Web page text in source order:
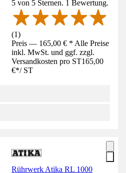
5 von 5 Sternen. 1 Bewertung.
(1)
Preis — 165,00 € * Alle Preise
inkl. MwSt. und ggf. zzgl.
Versandkosten pro ST165,00
€*/ ST
Rührwerk Atika RL 1000